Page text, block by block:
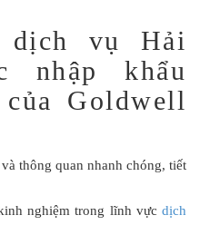
dịch vụ Hải
nhập khẩu
Goldwell
và thông quan nhanh chóng, tiết
nghiệm trong lĩnh vực dịch